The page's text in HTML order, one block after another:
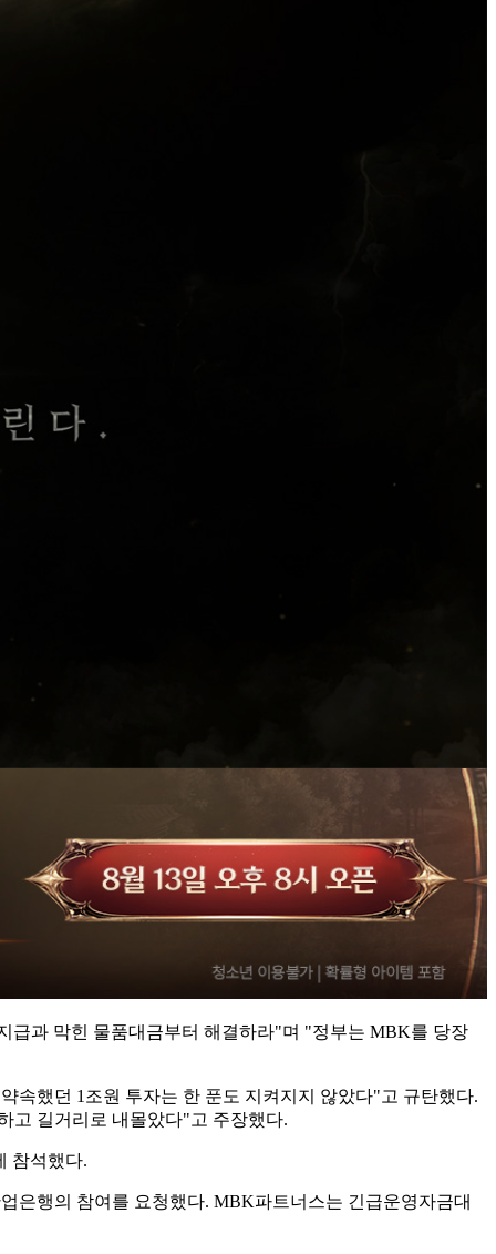
급과 막힌 물품대금부터 해결하라"며 "정부는 MBK를 당장
속했던 1조원 투자는 한 푼도 지켜지지 않았다"고 규탄했다.
고 길거리로 내몰았다"고 주장했다.
참석했다.
은행의 참여를 요청했다. MBK파트너스는 긴급운영자금대